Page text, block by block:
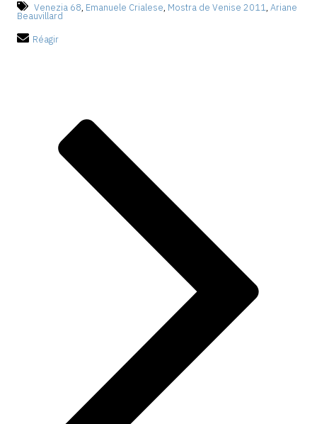
Venezia 68, Emanuele Crialese, Mostra de Venise 2011, Ariane
Beauvillard
Réagir